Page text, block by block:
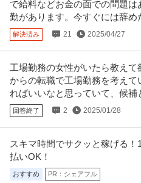
で給料などお金の面での問題
勤があります。今すぐには辞め
解決済み 21 2025/04/27
工場勤務の女性がいたら教え
からの転職で工場勤務を考え
ればいいなと思っていて、候補
回答終了 2 2025/01/28
スキマ時間でサクッと稼げる
払いOK！
おすすめ PR：シェアフル